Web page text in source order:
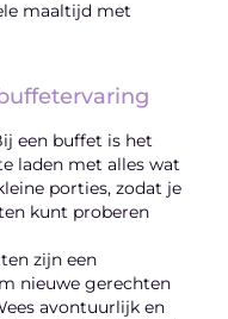
maaltijd met
een buffet is het
laden met alles wat
porties, zodat je
kunt proberen
zijn een
nieuwe gerechten
avontuurlijk en